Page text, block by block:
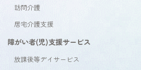
訪問介護
居宅介護支援
障がい者(児)支援サービス
放課後等デイサービス